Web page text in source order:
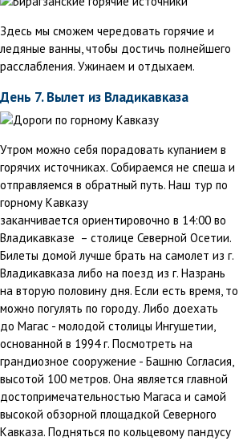
Здесь мы сможем чередовать горячие и
ледяные ванны, чтобы достичь полнейшего
расслабления. Ужинаем и отдыхаем.
День 7. Вылет из Владикавказа
Утром можно себя порадовать купанием в
горячих источниках. Собираемся не спеша и
отправляемся в обратный путь. Наш тур по
горному Кавказу
заканчивается ориентировочно в 14:00 во
Владикавказе – столице Северной Осетии.
Билеты домой лучше брать на самолет из г.
Владикавказа либо на поезд из г. Назрань
на вторую половину дня. Если есть время, то
можно погулять по городу. Либо доехать
до Магас - молодой столицы Ингушетии,
основанной в 1994 г. Посмотреть на
грандиозное сооружение - Башню Согласия,
высотой 100 метров. Она является главной
достопримечательностью Магаса и самой
высокой обзорной площадкой Северного
Кавказа. Подняться по кольцевому пандусу